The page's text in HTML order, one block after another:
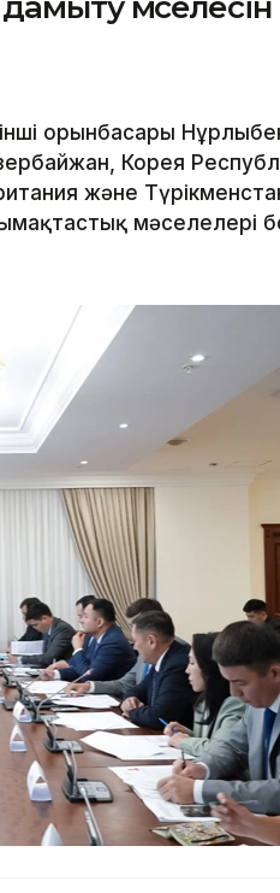
орынбасары
Корея
және
мәселелері